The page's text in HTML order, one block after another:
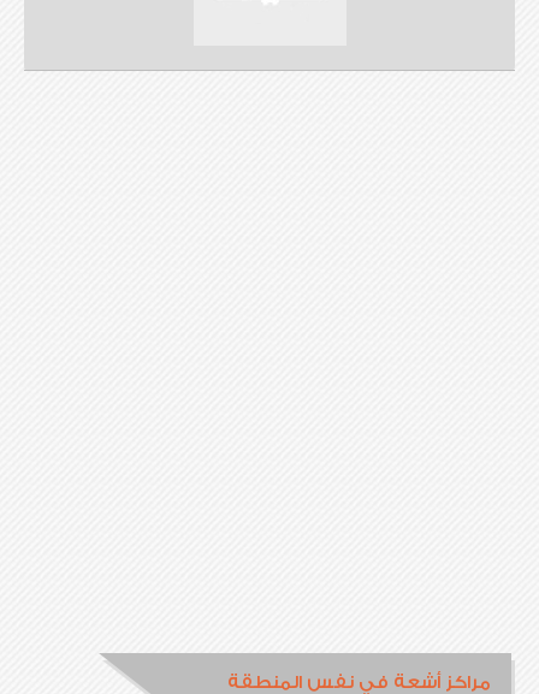
مراكز أشعة في نفس المنطقة